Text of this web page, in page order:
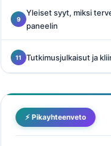
Yleiset syyt, miksi
paneelin
Tutkimusjulkaisut ja
⚡ Pikayhteenveto